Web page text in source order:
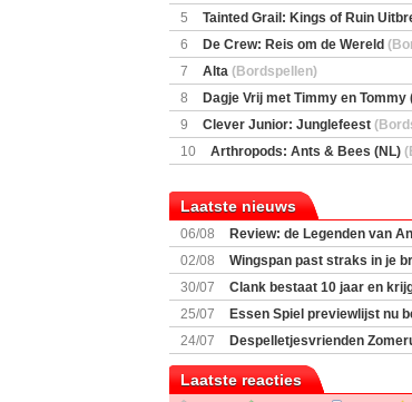
5
Tainted Grail: Kings of Ruin
Encounters(Bordspellen)
6 De Crew: Reis om de Wereld
7
Alta (Bordspellen)
8
Dagje Vrij met Timmy en
(77059)(Ideas)
9 Clever Junior: Junglefeest
10
Arthropods: Ants & Bees (NL)
Laatste nieuws
06/08
Review: de Legenden van
Land
02/08
Wingspan past straks in je
30/07
Clank bestaat 10 jaar en
uitbreiding
25/07
Essen Spiel previewlijst nu
Boardgamegeek
24/07
Despelletjesvrienden
Laatste reacties